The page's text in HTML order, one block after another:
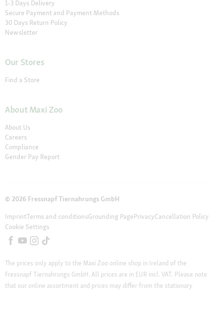
1-3 Days Delivery
Secure Payment and Payment Methods
30 Days Return Policy
Newsletter
Our Stores
Find a Store
About Maxi Zoo
About Us
Careers
Compliance
Gender Pay Report
© 2026 Fressnapf Tiernahrungs GmbH
ImprintTerms and conditionsGrounding PagePrivacyCancellation Policy
Cookie Settings
The prices only apply to the Maxi Zoo online shop in Ireland of the
Fressnapf Tiernahrungs GmbH. All prices are in EUR incl. VAT. Please note
that our online assortment and prices may differ from the stationary